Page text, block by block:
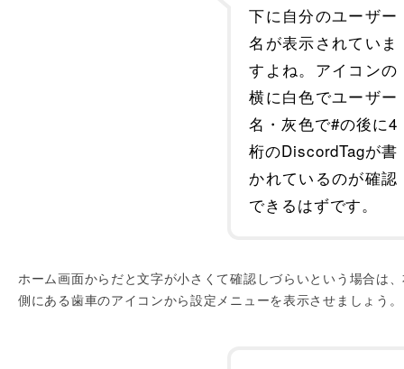
下に自分のユーザー
名が表示されていま
すよね。アイコンの
横に白色でユーザー
名・灰色で#の後に4
桁のDiscordTagが書
かれているのが確認
できるはずです。
ホーム画面からだと文字が小さくて確認しづらいという場合は
側にある歯車のアイコンから設定メニューを表示させましょう。